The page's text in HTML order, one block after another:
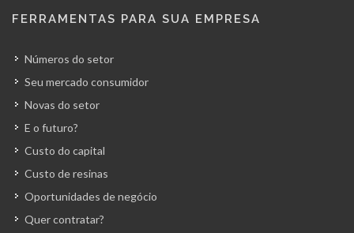
FERRAMENTAS PARA SUA EMPRESA
Números do setor
Seu mercado consumidor
Novas do setor
E o futuro?
Custo do capital
Custo de resinas
Oportunidades de negócio
Quer contratar?